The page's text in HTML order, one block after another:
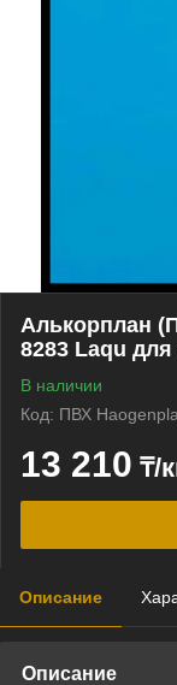
Алькорплан
8283 Laqu
В наличии
Код: ПВХ
13 210 ₸/
Описание
Описание